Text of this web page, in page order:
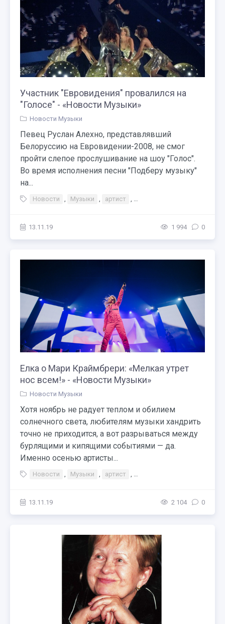
Участник "Евровидения" провалился на
"Голосе" - «Новости Музыки»
Новости Музыки
Певец Руслан Алехно, представлявший
Белоруссию на Евровидении-2008, не смог
пройти слепое прослушивание на шоу "Голос".
Во время исполнения песни "Подберу музыку"
на...
Новости , Музыки , артист , Места Белоруссия Россия
13.11.19 1 994 0
Елка о Мари Краймбрери: «Мелкая утрет
нос всем!» - «Новости Музыки»
Новости Музыки
Хотя ноябрь не радует теплом и обилием
солнечного света, любителям музыки хандрить
точно не приходится, а вот разрываться между
бурлящими и кипящими событиями — да.
Именно осенью артисты...
Новости , Музыки , артист , Тэги Концерт Премия
13.11.19 2 104 0